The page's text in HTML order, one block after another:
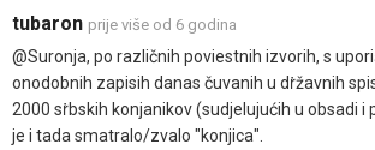
tubaron prije više od 6 godina
@Suronja, po različnih poviestnih izvorih, s
onodobnih zapisih danas čuvanih u dṙžavnih
2000 sṙbskih konjanikov (sudjelujućih u obsadi i
je i tada smatralo/zvalo "konjica".